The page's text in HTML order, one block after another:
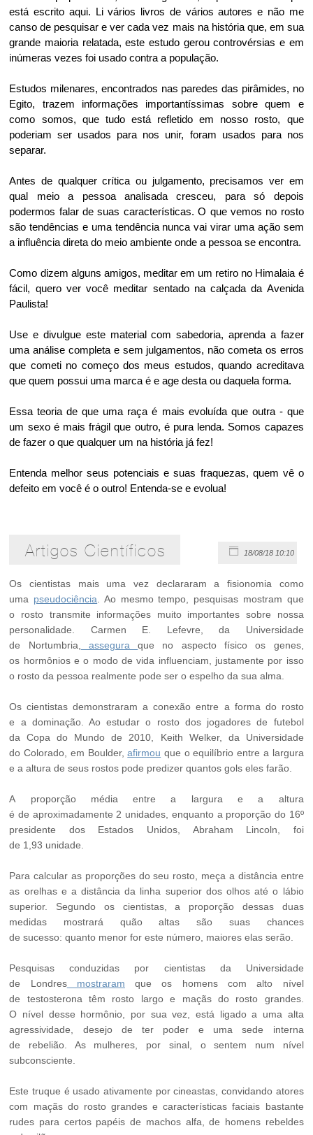
está escrito aqui. Li vários livros de vários autores e não me
canso de pesquisar e ver cada vez mais na história que, em sua
grande maioria relatada, este estudo gerou controvérsias e em
inúmeras vezes foi usado contra a população.
Estudos milenares, encontrados nas paredes das pirâmides, no
Egito, trazem informações importantíssimas sobre quem e
como somos, que tudo está refletido em nosso rosto, que
poderiam ser usados para nos unir, foram usados para nos
separar.
Antes de qualquer crítica ou julgamento, precisamos ver em
qual meio a pessoa analisada cresceu, para só depois
podermos falar de suas características. O que vemos no rosto
são tendências e uma tendência nunca vai virar uma ação sem
a influência direta do meio ambiente onde a pessoa se encontra.
Como dizem alguns amigos, meditar em um retiro no Himalaia é
fácil, quero ver você meditar sentado na calçada da Avenida
Paulista!
Use e divulgue este material com sabedoria, aprenda a fazer
uma análise completa e sem julgamentos, não cometa os erros
que cometi no começo dos meus estudos, quando acreditava
que quem possui uma marca é e age desta ou daquela forma.
Essa teoria de que uma raça é mais evoluída que outra - que
um sexo é mais frágil que outro, é pura lenda. Somos capazes
de fazer o que qualquer um na história já fez!
Entenda melhor seus potenciais e suas fraquezas, quem vê o
defeito em você é o outro! Entenda-se e evolua!
Artigos Científicos 18/08/18 10:10
Os cientistas mais uma vez declararam a fisionomia como
uma pseudociência . Ao mesmo tempo, pesquisas mostram que
o rosto transmite informações muito importantes sobre nossa
personalidade. Carmen E. Lefevre, da Universidade
de Nortumbria,
asseguraque no aspecto físico os genes,
os hormônios e o modo de vida influenciam, justamente por isso
o rosto da pessoa realmente pode ser o espelho da sua alma.
Os cientistas demonstraram a conexão entre a forma do rosto
e a dominação. Ao estudar o rosto dos jogadores de futebol
da Copa do Mundo de 2010, Keith Welker, da Universidade
do Colorado, em Boulder,afirmou que o equilíbrio entre a largura
e a altura de seus rostos pode predizer quantos gols eles farão.
A proporção média entre a largura e a altura
é de aproximadamente 2 unidades, enquanto a proporção do 16º
presidente dos Estados Unidos, Abraham Lincoln, foi
de 1,93 unidade.
Para calcular as proporções do seu rosto, meça a distância entre
as orelhas e a distância da linha superior dos olhos até o lábio
superior. Segundo os cientistas, a proporção dessas duas
medidas mostrará quão altas são suas chances
de sucesso: quanto menor for este número, maiores elas serão.
Pesquisas conduzidas por cientistas da Universidade
de Londresmostraram que os homens com alto nível
de testosterona têm rosto largo e maçãs do rosto grandes.
O nível desse hormônio, por sua vez, está ligado a uma alta
agressividade, desejo de ter poder e uma sede interna
de rebelião. As mulheres, por sinal, o sentem num nível
subconsciente.
Este truque é usado ativamente por cineastas, convidando atores
com maçãs do rosto grandes e características faciais bastante
rudes para certos papéis de machos alfa, de homens rebeldes